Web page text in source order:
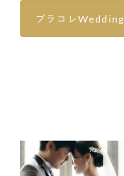
プラコレWedding